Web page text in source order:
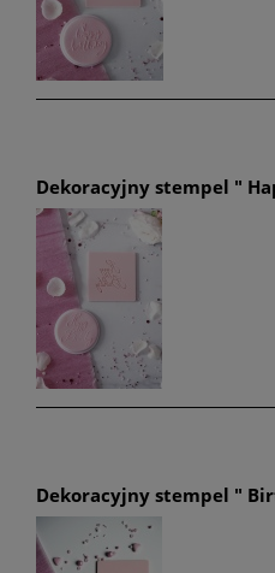
Dekoracyjny stempel "
Dekoracyjny stempel "